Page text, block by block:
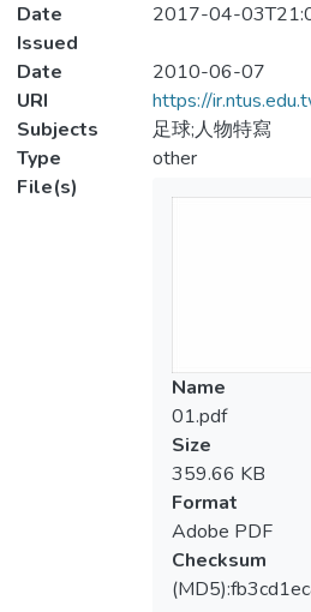
Date
Issued
2017-04-
Date
2010-06-07
URI
https://
Subjects
足球;人物特寫
Type
other
File(s)
Name
01.pdf
Size
359.66 KB
Format
Adobe PDF
Checksum